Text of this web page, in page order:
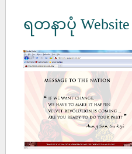
ရတနာပုံ